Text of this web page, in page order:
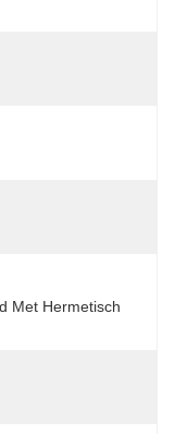
Met Hermetisch